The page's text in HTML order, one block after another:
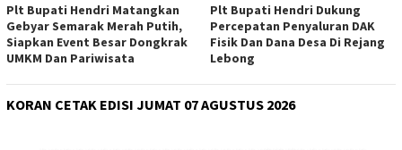
Plt Bupati Hendri Matangkan
Gebyar Semarak Merah Putih,
Siapkan Event Besar Dongkrak
UMKM Dan Pariwisata
Plt Bupati Hendri Dukung
Percepatan Penyaluran DAK
Fisik Dan Dana Desa Di Rejang
Lebong
KORAN CETAK EDISI JUMAT 07 AGUSTUS 2026